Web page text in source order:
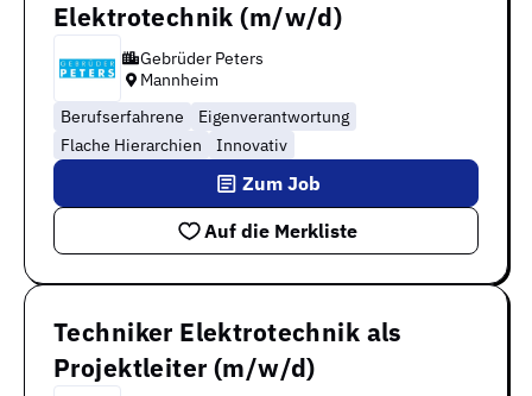
Elektrotechnik (m/w/d)
Gebrüder Peters
Mannheim
Berufserfahrene
Eigenverantwortung
Flache Hierarchien
Innovativ
Auf die Merkliste
Zum Job
Techniker Elektrotechnik als
Projektleiter (m/w/d)